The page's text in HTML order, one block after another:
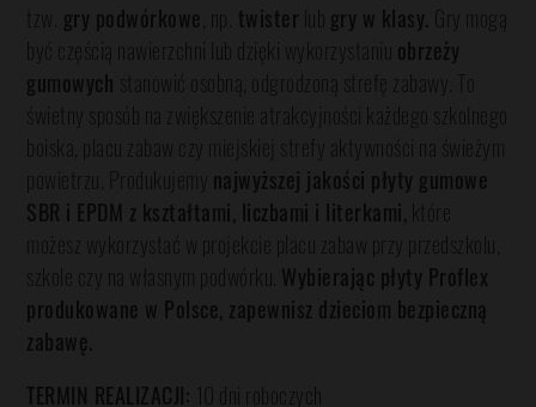
gry podwórkowe , np. twister lub gry w klasy. Gry mogą
być częścią nawierzchni lub dzięki wykorzystaniu obrzeży
gumowych
stanowić osobną, odgrodzoną strefę zabawy. To
świetny sposób na zwiększenie atrakcyjności każdego szkolnego
boiska, placu zabaw czy miejskiej strefy aktywności na świeżym
powietrzu. Produkujemy najwyższej jakości płyty gumowe
SBR i EPDM z kształtami, liczbami i literkami, które
możesz wykorzystać w projekcie placu zabaw przy przedszkolu,
szkole czy na własnym podwórku. Wybierając płyty Proflex
produkowane w Polsce, zapewnisz dzieciom bezpieczną
zabawę.
TERMIN REALIZACJI: 10 dni roboczych